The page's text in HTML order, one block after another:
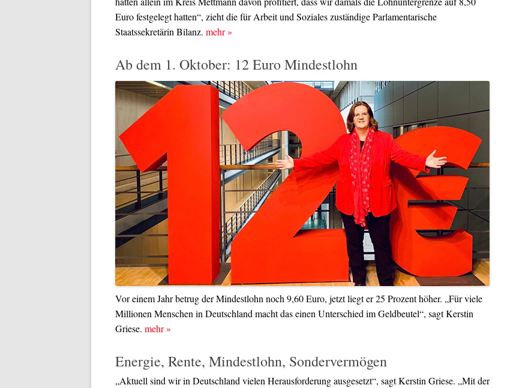
Euro festgelegt hatten“, zieht die für Arbeit und Soziales zuständige Parlamentarische
Staatssekretärin Bilanz. mehr»
Ab dem 1. Oktober: 12 Euro Mindestlohn
Vor einem Jahr betrug der Mindestlohn noch 9,60 Euro, jetzt liegt er 25 Prozent höher. „Für viele
Millionen Menschen in Deutschland macht das einen Unterschied im Geldbeutel“, sagt Kerstin
Griese. mehr»
Energie, Rente, Mindestlohn, Sondervermögen
„Aktuell sind wir in Deutschland vielen Herausforderung ausgesetzt“, sagt Kerstin Griese. „Mit der